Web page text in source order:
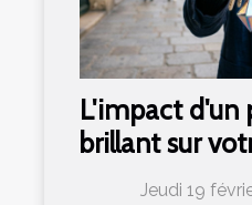
L'impact d'un
brillant sur
Jeudi 19